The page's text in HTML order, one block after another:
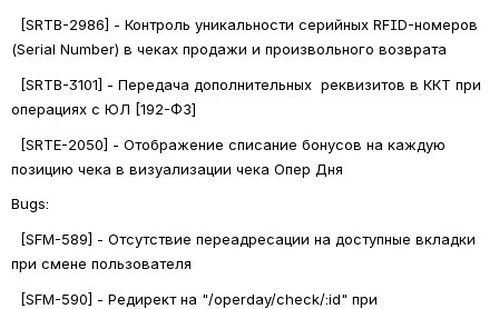
[SRTB-2986] - Контроль уникальности серийных RFID-номеров
(Serial Number) в чеках продажи и произвольного возврата
[SRTB-3101] - Передача дополнительных  реквизитов в ККТ при
операциях с ЮЛ [192-ФЗ]
[SRTE-2050] - Отображение списание бонусов на каждую
позицию чека в визуализации чека Опер Дня
Bugs:
[SFM-589] - Отсутствие переадресации на доступные вкладки
при смене пользователя
[SFM-590] - Редирект на "/operday/check/:id" при